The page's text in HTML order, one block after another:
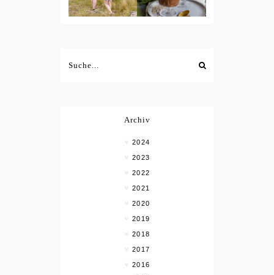
Archiv
2024
2023
2022
2021
2020
2019
2018
2017
2016